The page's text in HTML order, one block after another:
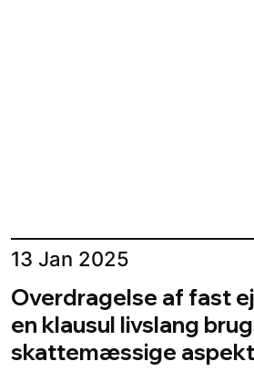
13 Jan 2025
Overdragelse af fast
en klausul livslang
skattemæssige